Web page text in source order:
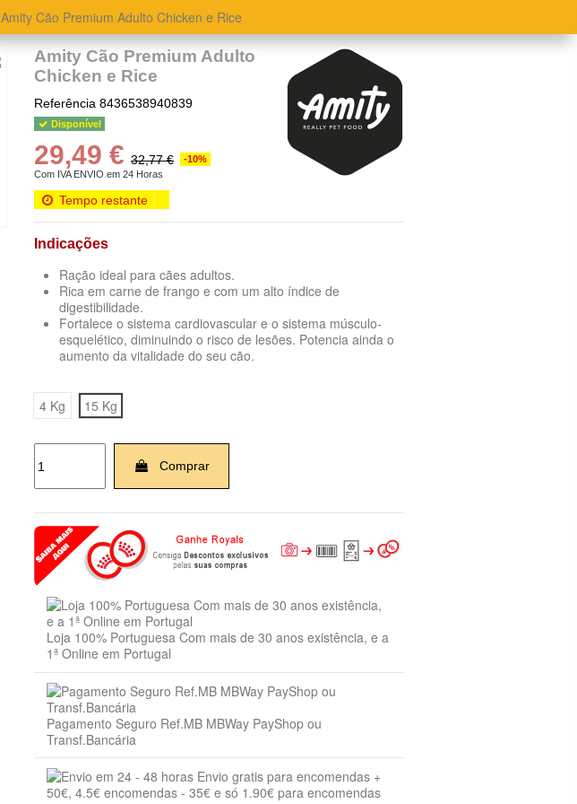
Amity Cão Premium Adulto Chicken e Rice
Amity Cão Premium Adulto
Chicken e Rice
Referência 8436538940839
Disponível
29,49 € 32,77 €
-10%
Com IVA ENVIO em 24 Horas
Tempo restante
Indicações
Ração ideal para cães adultos.
Rica em carne de frango e com um alto índice de
digestibilidade.
Fortalece o sistema cardiovascular e o sistema músculo-
esquelético, diminuindo o risco de lesões. Potencia ainda o
aumento da vitalidade do seu cão.
4 Kg 15 Kg
Comprar
Loja 100% Portuguesa Com mais de 30 anos existência, e a
1ª Online em Portugal
Pagamento Seguro Ref.MB MBWay PayShop ou
Transf.Bancária